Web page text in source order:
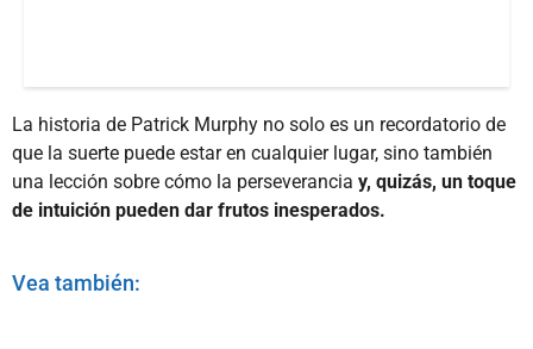
La historia de Patrick Murphy no solo es un recordatorio de
que la suerte puede estar en cualquier lugar, sino también
una lección sobre cómo la perseverancia y, quizás, un toque
de intuición pueden dar frutos inesperados.
Vea también: